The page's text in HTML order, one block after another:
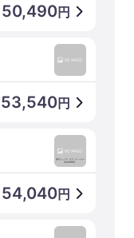
50,490円
53,540円
54,040円